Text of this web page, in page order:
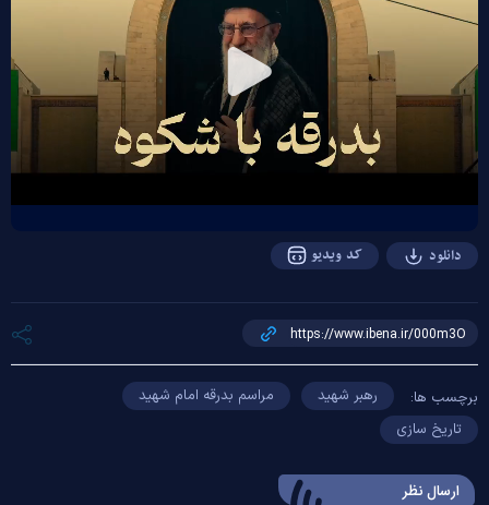
Play
Video
دانلود کد ویدیو
برچسب ها: رهبر شهید
مراسم بدرقه امام شهید
تاریخ سازی
ارسال‌ نظر